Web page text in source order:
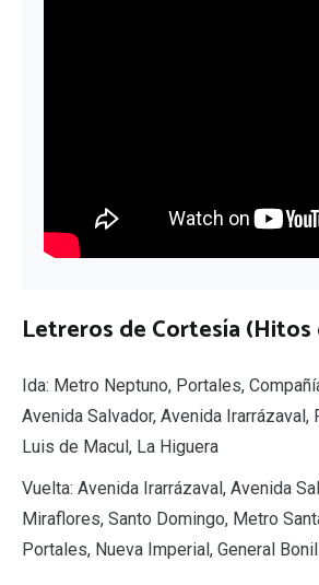
Letreros de Cortesía
Ida: Metro Neptuno, Portales,
Avenida Salvador, Avenida Irarrázaval,
Luis de Macul, La Higuera
Vuelta: Avenida Irarrázaval, Avenida
Miraflores, Santo Domingo, Metro
Portales, Nueva Imperial, General